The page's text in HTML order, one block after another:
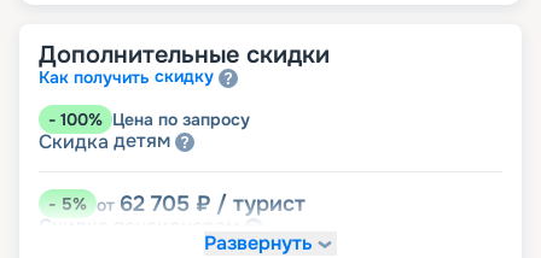
Дополнительные скидки
Как получить скидку
- 100% Цена по запросу
Скидка детям
-5% от 62 705 ₽ / турист
Скидка
Развернуть